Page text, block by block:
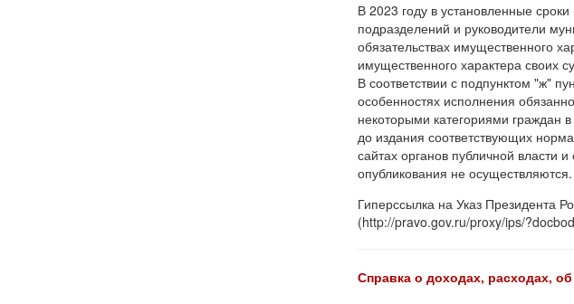
В 2023 году в установленные
подразделений и руководители
обязательствах имущественного
имущественного характера своих
В соответствии с подпунктом "ж"
особенностях исполнения
некоторыми категориями граждан
до издания соответствующих
сайтах органов публичной власти
опубликования не осуществляются.
Гиперссылка на Указ Президента
(http://pravo.gov.ru/proxy/ips/
Справка о доходах, расходах,